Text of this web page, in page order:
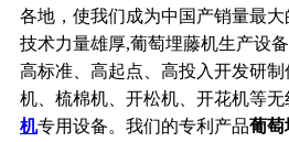
各地，使我们成为中国产销量最
技术力量雄厚,葡萄埋藤机生产设
高标准、高起点、高投入开发研
机、梳棉机、开松机、开花机等无
机专用设备。我们的专利产品葡萄